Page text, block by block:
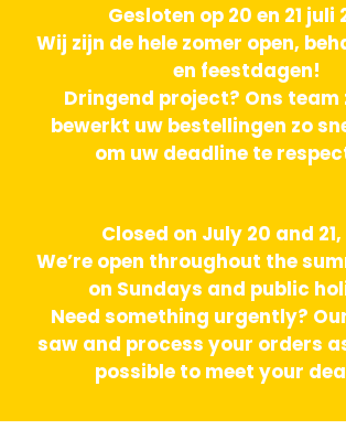
Gesloten op 20 en 21 juli
Wij zijn de hele zomer open,
en feestdagen!
Dringend project? Ons team
bewerkt uw bestellingen zo
om uw deadline te
Closed on July 20 and
We’re open throughout the
on Sundays and public
Need something urgently?
saw and process your orders
possible to meet your